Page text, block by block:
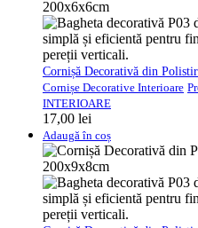
Cornișă Decorativă din
Cornișe Decorative Interioare
INTERIOARE
17,00 lei
Adaugă în coș